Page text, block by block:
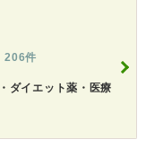
206件
ダイエット薬・医療